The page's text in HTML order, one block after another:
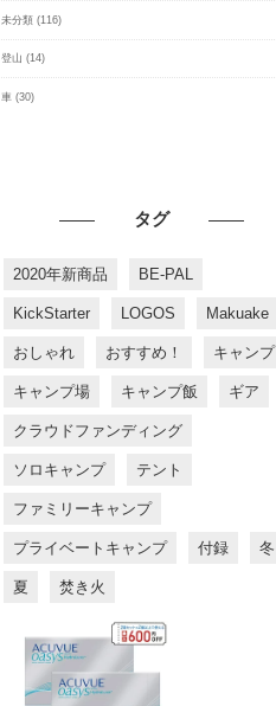
未分類 (116)
登山 (14)
車 (30)
タグ
2020年新商品 BE-PAL
KickStarter LOGOS Makuake
おしゃれ おすすめ！ キャンプ
キャンプ場 キャンプ飯 ギア
クラウドファンディング
ソロキャンプ テント
ファミリーキャンプ
プライベートキャンプ 付録 冬
夏 焚き火